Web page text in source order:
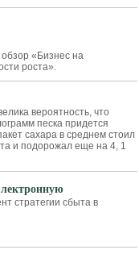
«Бизнес на
роста».
вероятность, что
песка придется
сахара в среднем стоил
и подорожал еще на 4, 1
стратегии сбыта в